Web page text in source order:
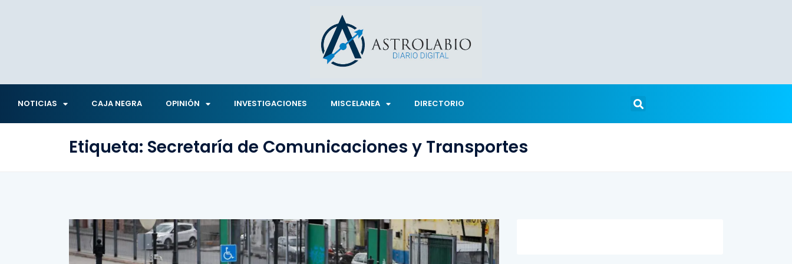
NOTICIAS CAJA NEGRA OPINIÓN INVESTIGACIONES MISCELANEA DIRECTORIO
Etiqueta: Secretaría de Comunicaciones y Transportes